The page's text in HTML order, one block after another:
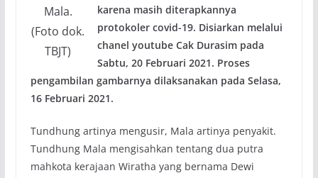
Mala.
(Foto dok.
TBJT)
karena masih diterapkannya
protokoler covid-19. Disiarkan melalui
chanel youtube Cak Durasim pada
Sabtu, 20 Februari 2021. Proses
pengambilan gambarnya dilaksanakan pada Selasa,
16 Februari 2021.
Tundhung artinya mengusir, Mala artinya penyakit.
Tundhung Mala mengisahkan tentang dua putra
mahkota kerajaan Wiratha yang bernama Dewi